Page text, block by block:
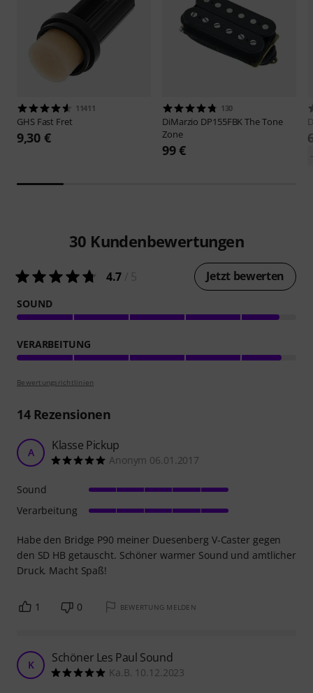
11411
GHS Fast Fret
9,30 €
130
DiMarzio DP155FBK The Tone
Zone
99 €
30 Kundenbewertungen
4.7 Jetzt bewerten
SOUND
VERARBEITUNG
Bewertungsrichtlinien
14Rezensionen
A Klasse Pickup
Anonym 06.01.2017
Habe den Bridge P90 meiner Duesenberg V-Caster gegen
den SD HB getauscht. Schöner warmer Sound und amtlicher
Druck. Macht Spaß!
Sound
Verarbeitung
1 0 BEWERTUNG MELDEN
K Schöner Les Paul Sound
Ka.B. 10.12.2023